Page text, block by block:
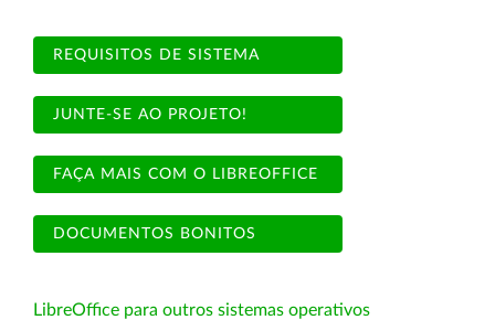
REQUISITOS DE SISTEMA
JUNTE-SE AO PROJETO!
FAÇA MAIS COM O LIBREOFFICE
DOCUMENTOS BONITOS
LibreOffice para outros sistemas operativos